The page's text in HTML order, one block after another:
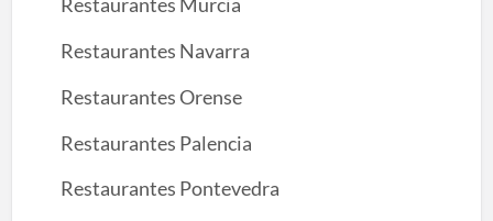
Restaurantes Navarra
Restaurantes Orense
Restaurantes Palencia
Restaurantes Pontevedra